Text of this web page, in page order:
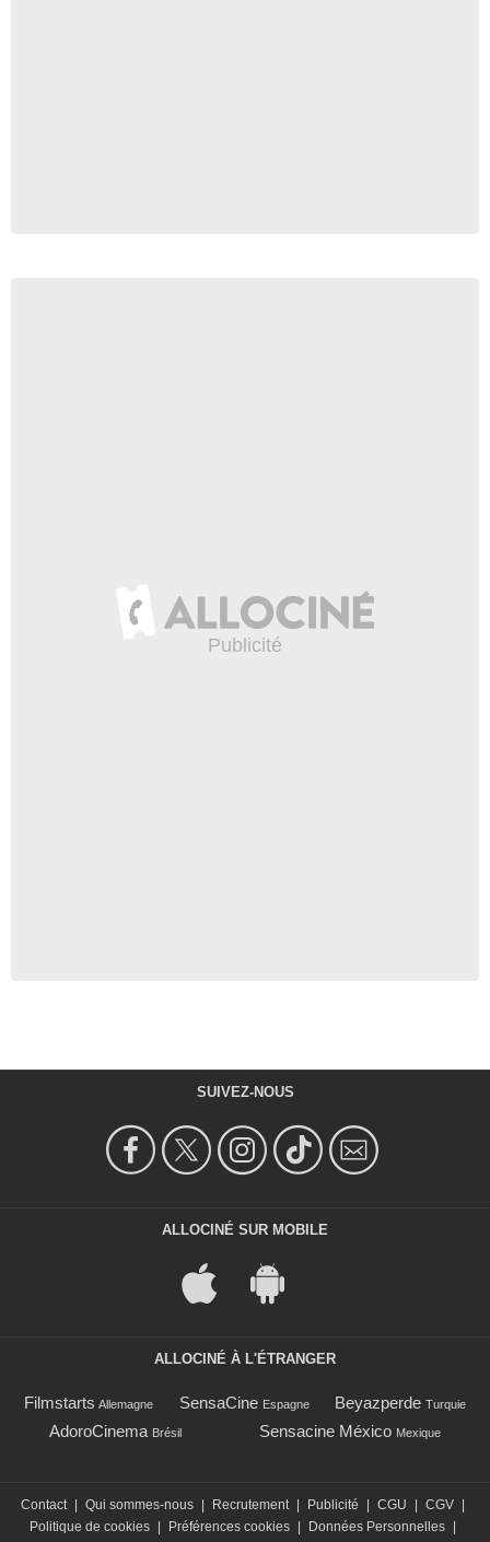
SUIVEZ-NOUS
ALLOCINÉ SUR MOBILE
ALLOCINÉ À L'ÉTRANGER
Filmstarts Allemagne SensaCine Espagne Beyazperde Turquie
AdoroCinema Brésil Sensacine México Mexique
Contact Qui sommes-nous Recrutement Publicité CGU CGV
Politique de cookies
Préférences cookies Données Personnelles